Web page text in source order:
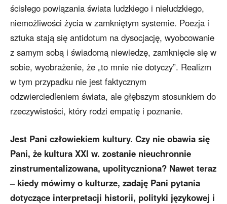
ścisłego powiązania świata ludzkiego i nieludzkiego,
niemożliwości życia w zamkniętym systemie. Poezja i
sztuka stają się antidotum na dysocjację, wyobcowanie
z samym sobą i świadomą niewiedzę, zamknięcie się w
sobie, wyobrażenie, że „to mnie nie dotyczy”. Realizm
w tym przypadku nie jest faktycznym
odzwierciedleniem świata, ale głębszym stosunkiem do
rzeczywistości, który rodzi empatię i poznanie.
Jest Pani człowiekiem kultury. Czy nie obawia się
Pani, że kultura XXI w. zostanie nieuchronnie
zinstrumentalizowana, upolityczniona? Nawet teraz
– kiedy mówimy o kulturze, zadaję Pani pytania
dotyczące interpretacji historii, polityki językowej i